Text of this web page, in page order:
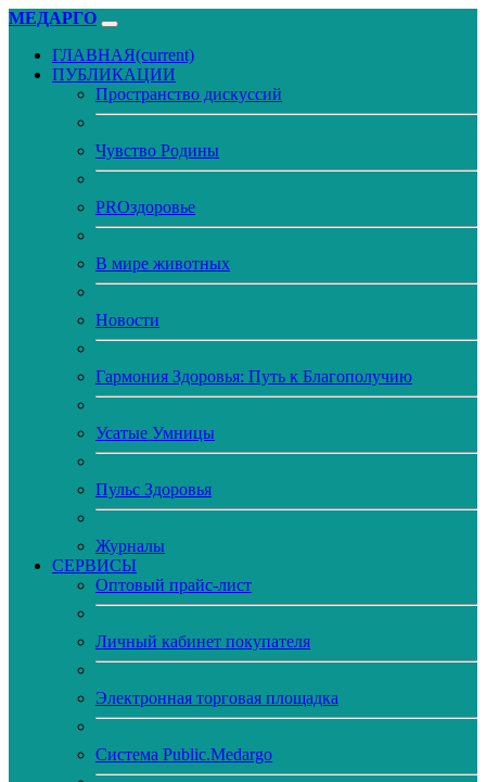
МЕДАРГО
ГЛАВНАЯ(current)
ПУБЛИКАЦИИ
Пространство дискуссий
Чувство Родины
PROздоровье
В мире животных
Новости
Гармония Здоровья: Путь к Благополучию
Усатые Умницы
Пульс Здоровья
Журналы
CЕРВИСЫ
Оптовый прайс-лист
Личный кабинет покупателя
Электронная торговая площадка
Система Public.Medargo